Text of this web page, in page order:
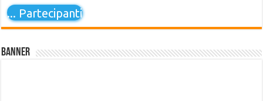
... Partecipanti
Banner